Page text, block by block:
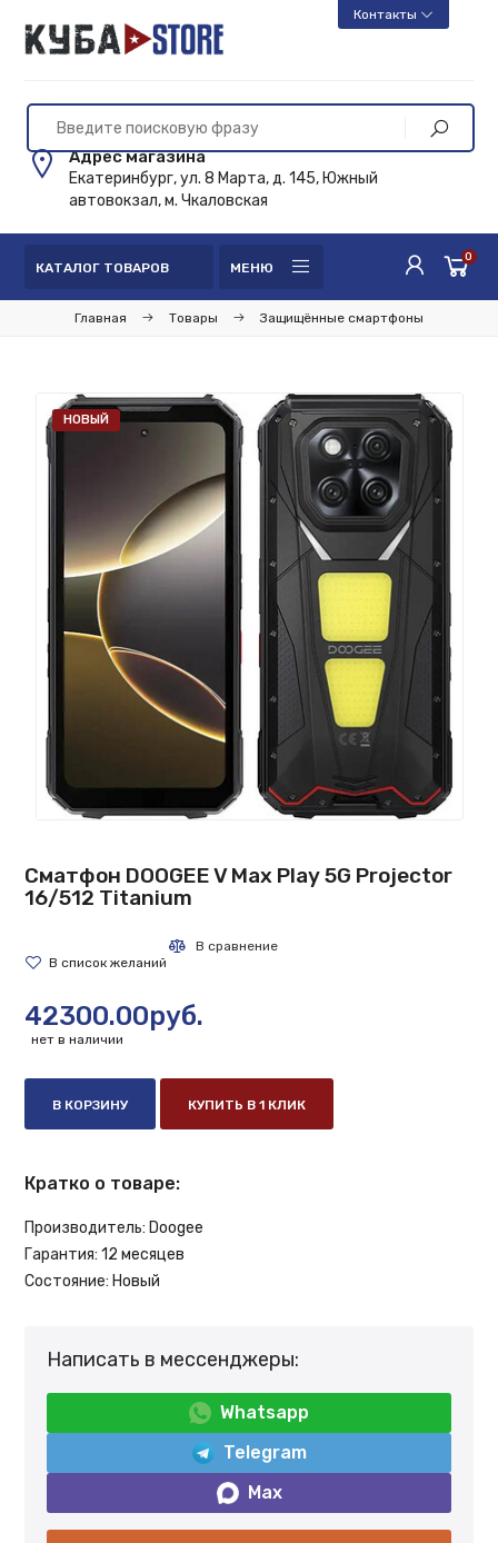
Контакты
Адрес магазина
Екатеринбург, ул. 8 Марта, д. 145, Южный
автовокзал, м. Чкаловская
КАТАЛОГ ТОВАРОВ МЕНЮ
0
Главная Товары Защищённые смартфоны
НОВЫЙ
Сматфон DOOGEE V Max Play 5G Projector
16/512 Titanium
42300.00руб.
нет в наличии
В КОРЗИНУ КУПИТЬ В 1 КЛИК
Кратко о товаре:
Производитель: Doogee
Гарантия: 12 месяцев
Состояние: Новый
Написать в мессенджеры:
Whatsapp
Telegram
Max